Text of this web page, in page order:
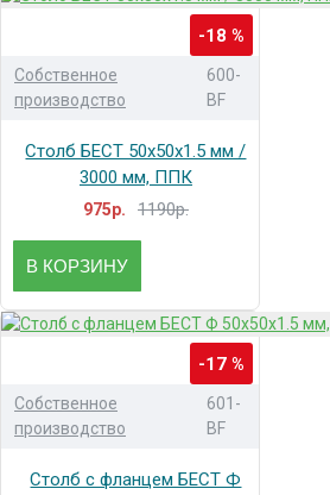
-18 %
Собственное
производство
600-
BF
Столб БЕСТ 50x50x1.5 мм /
3000 мм, ППК
975р. 1190р.
В КОРЗИНУ
-17 %
Собственное
производство
601-
BF
Столб с фланцем БЕСТ Ф